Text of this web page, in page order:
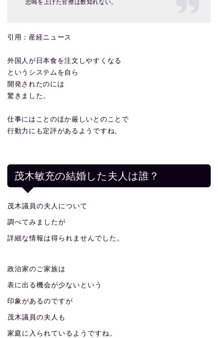
悲鳴を上げた官僚は数知れない。
引用：産経ニュース
外国人が日本食を注文しやすくなる
というシステムを自ら
開発されたのには
驚きました。
仕事にはことのほか厳しいとのことで
行動力にも定評があるようですね。
茂木敏充の結婚した夫人は誰？
茂木議員の夫人について
調べてみましたが
詳細な情報は得られませんでした。
政治家のご家族は
表に出る機会が少ないという
印象があるのですが
茂木議員の夫人も
家庭に入られているようですね。